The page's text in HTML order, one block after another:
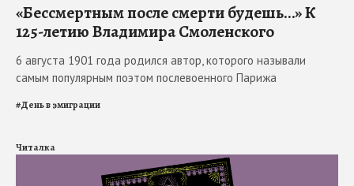
«Бессмертным после смерти будешь…» К
125-летию Владимира Смоленского
6 августа 1901 года родился автор, которого называли
самым популярным поэтом послевоенного Парижа
#День в эмиграции
Читалка